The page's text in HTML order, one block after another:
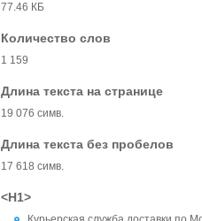
77.46 КБ
Количество слов
1 159
Длина текста на странице
19 076 симв.
Длина текста без пробелов
17 618 симв.
<H1>